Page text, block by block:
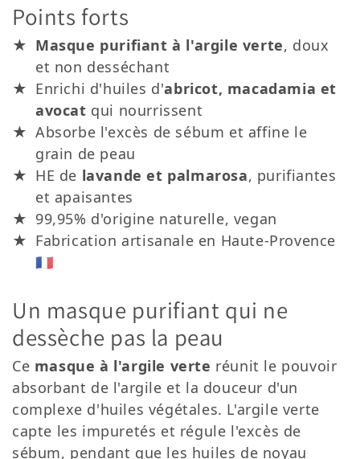
Points forts
Masque purifiant à l'argile verte, doux
et non desséchant
Enrichi d'huiles d'abricot, macadamia et
avocat qui nourrissent
Absorbe l'excès de sébum et affine le
grain de peau
HE de lavande et palmarosa, purifiantes
et apaisantes
99,95% d'origine naturelle, vegan
Fabrication artisanale en Haute-Provence
Un masque purifiant qui ne
dessèche pas la peau
Ce masque à l'argile verte réunit le pouvoir
absorbant de l'argile et la douceur d'un
complexe d'huiles végétales. L'argile verte
capte les impuretés et régule l'excès de
sébum, pendant que les huiles de noyau